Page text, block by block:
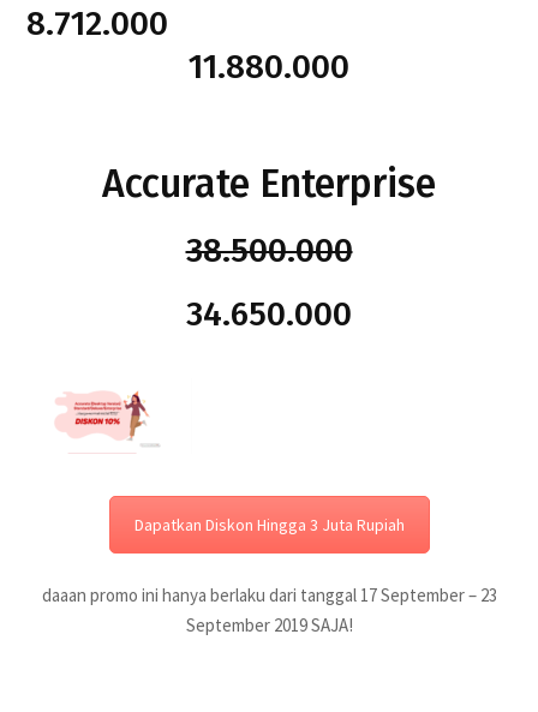
8.712.000
11.880.000
Accurate Enterprise
38.500.000
34.650.000
Dapatkan Diskon Hingga 3 Juta Rupiah
daaan promo ini hanya berlaku dari tanggal 17 September – 23
September 2019 SAJA!